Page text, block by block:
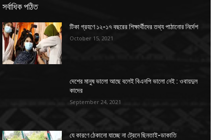
সর্বাধিক পঠিত
টিকা গ্রহণে ১২-১৭ বছরের শিক্ষার্থীদের তথ্য পাঠানোর নির্দেশ
October 15, 2021
দেশের মানুষ ভালো আছে বলেই বিএনপি ভালো নেই : ওবায়দুল
কাদের
September 24, 2021
যে কারণে ঠেকানো যাচ্ছে না ট্রেনে ছিনতাই-ডাকাতি